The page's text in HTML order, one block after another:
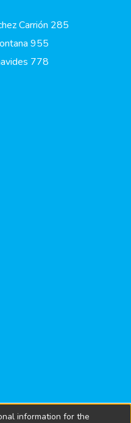
Carrión 285
955
778
information for the